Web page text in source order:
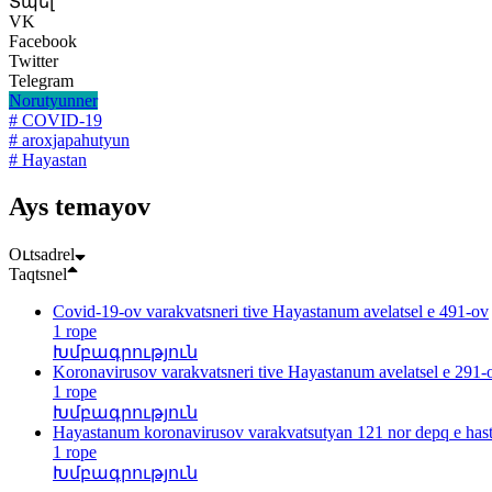
VK
Facebook
Twitter
Telegram
Norutyunner
# COVID-19
# aroxjapahutyun
# Hayastan
Ays temayov
Oւtsadrel
Taqtsnel
Covid-19-ov varakvatsneri tive Hayastanum avelatsel e 491-ov
1 rope
Խմբագրություն
Koronavirusov varakvatsneri tive Hayastanum avelatsel e 291-
1 rope
Խմբագրություն
Hayastanum koronavirusov varakvatsutyan 121 nor depq e
1 rope
Խմբագրություն